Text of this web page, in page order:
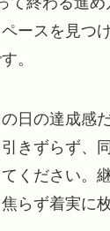
ースを見つ
。
日の達成感
きずらず、
ください。
らず着実に